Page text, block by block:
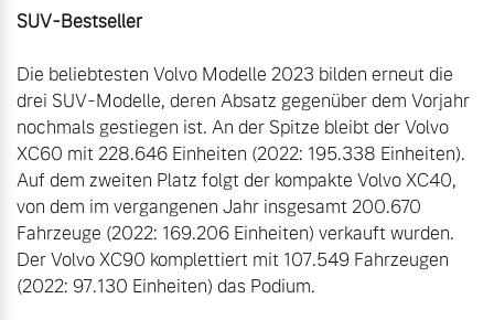
SUV-Bestseller
Die beliebtesten Volvo Modelle 2023 bilden erneut die
drei SUV-Modelle, deren Absatz gegenüber dem Vorjahr
nochmals gestiegen ist. An der Spitze bleibt der Volvo
XC60 mit 228.646 Einheiten (2022: 195.338 Einheiten).
Auf dem zweiten Platz folgt der kompakte Volvo XC40,
von dem im vergangenen Jahr insgesamt 200.670
Fahrzeuge (2022: 169.206 Einheiten) verkauft wurden.
Der Volvo XC90 komplettiert mit 107.549 Fahrzeugen